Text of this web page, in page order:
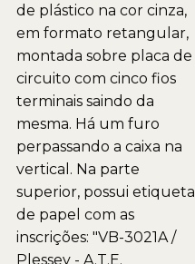
de plástico na cor cinza,
em formato retangular,
montada sobre placa de
circuito com cinco fios
terminais saindo da
mesma. Há um furo
perpassando a caixa na
vertical. Na parte
superior, possui etiqueta
de papel com as
inscrições: "VB-3021A /
Plessey - A.T.E.